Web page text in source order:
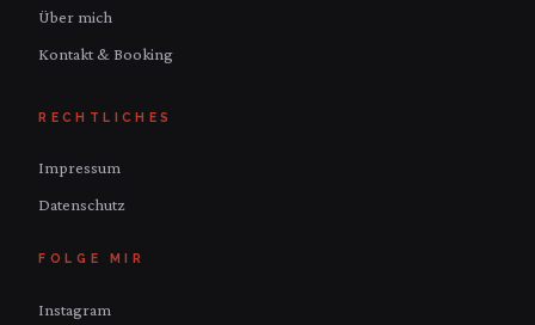
Über mich
Kontakt & Booking
RECHTLICHES
Impressum
Datenschutz
FOLGE MIR
Instagram